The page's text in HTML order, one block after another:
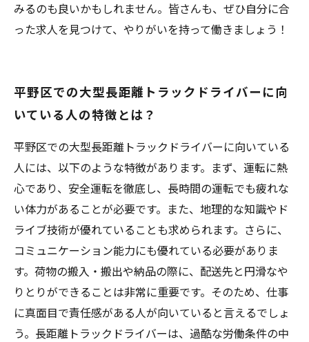
みるのも良いかもしれません。皆さんも、ぜひ自分に合
った求人を見つけて、やりがいを持って働きましょう！
平野区での大型長距離トラックドライバーに向
いている人の特徴とは？
平野区での大型長距離トラックドライバーに向いている
人には、以下のような特徴があります。まず、運転に熱
心であり、安全運転を徹底し、長時間の運転でも疲れな
い体力があることが必要です。また、地理的な知識やド
ライブ技術が優れていることも求められます。さらに、
コミュニケーション能力にも優れている必要がありま
す。荷物の搬入・搬出や納品の際に、配送先と円滑なや
りとりができることは非常に重要です。そのため、仕事
に真面目で責任感がある人が向いていると言えるでしょ
う。長距離トラックドライバーは、過酷な労働条件の中